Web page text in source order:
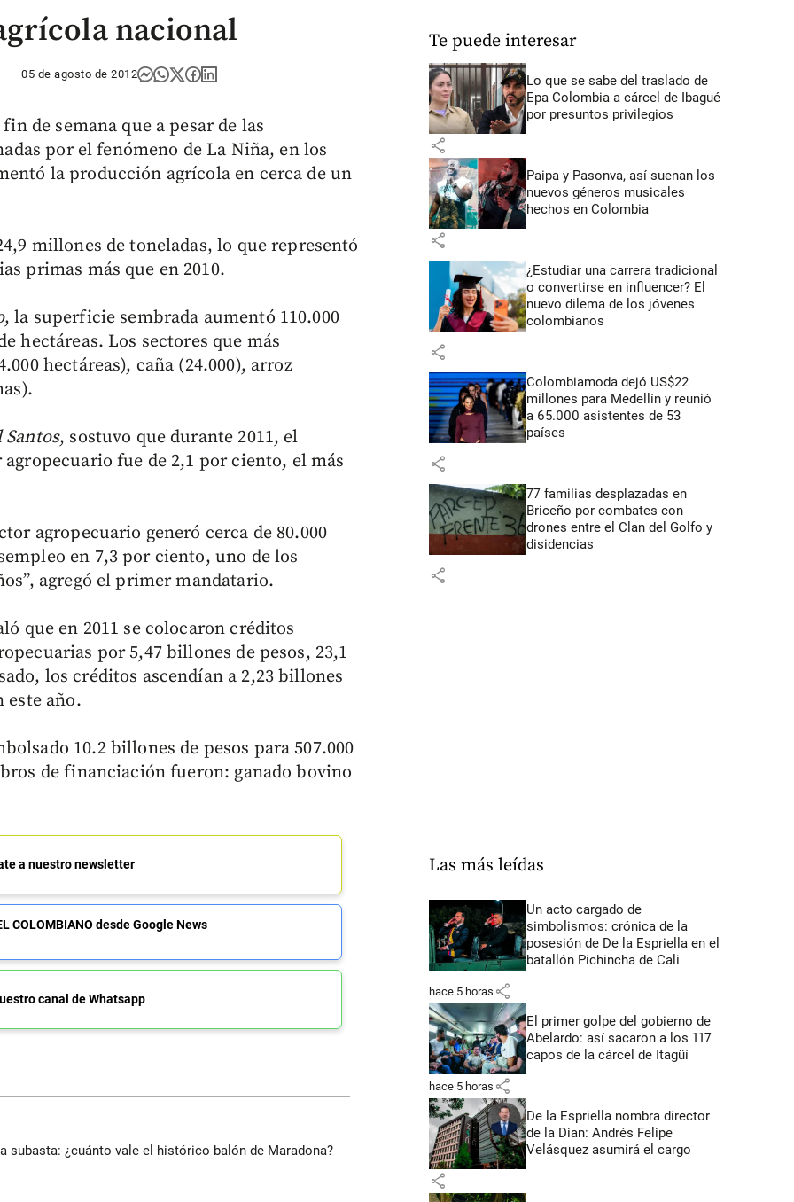
nacional
05 de agosto de 2012
de semana que a pesar de las
por el fenómeno de La Niña, en los
la producción agrícola en cerca de un
millones de toneladas, lo que representó
primas más que en 2010.
, la superficie sembrada aumentó 110.000
hectáreas. Los sectores que más
hectáreas), caña (24.000), arroz
Santos, sostuvo que durante 2011, el
fue de 2,1 por ciento, el más
agropecuario generó cerca de 80.000
en 7,3 por ciento, uno de los
agregó el primer mandatario.
que en 2011 se colocaron créditos
por 5,47 billones de pesos, 23,1
los créditos ascendían a 2,23 billones
este año.
10.2 billones de pesos para 507.000
de financiación fueron: ganado bovino
a nuestro newsletter
COLOMBIANO desde Google News
canal de Whatsapp
subasta: ¿cuánto vale el histórico balón de Maradona?
Te puede interesar
Lo que se sabe del traslado de
Epa Colombia a cárcel de Ibagué
por presuntos privilegios
share
Paipa y Pasonva, así suenan los
nuevos géneros musicales
hechos en Colombia
share
¿Estudiar una carrera tradicional
o convertirse en influencer? El
nuevo dilema de los jóvenes
colombianos
share
Colombiamoda dejó US$22
millones para Medellín y reunió
a 65.000 asistentes de 53
países
share
77 familias desplazadas en
Briceño por combates con
drones entre el Clan del Golfo y
disidencias
share
Las más leídas
Un acto cargado de
simbolismos: crónica de la
posesión de De la Espriella en el
batallón Pichincha de Cali
hace 5 horas share
El primer golpe del gobierno de
Abelardo: así sacaron a los 117
capos de la cárcel de Itagüí
hace 5 horas share
De la Espriella nombra director
de la Dian: Andrés Felipe
Velásquez asumirá el cargo
share